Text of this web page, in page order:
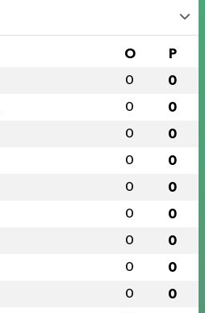
O P
0 0
0 0
0 0
0 0
0 0
0 0
0 0
0 0
0 0